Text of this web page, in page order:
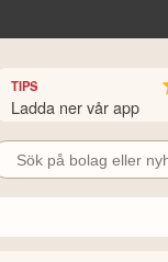
TIPS
Ladda ner vår app